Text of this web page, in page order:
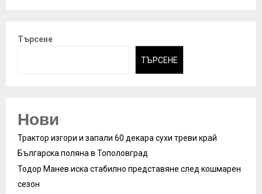
Търсене
ТЪРСЕНЕ
Нови
Трактор изгори и запали 60 декара сухи треви край
Българска поляна в Тополовград
Тодор Манев иска стабилно представяне след кошмарен
сезон